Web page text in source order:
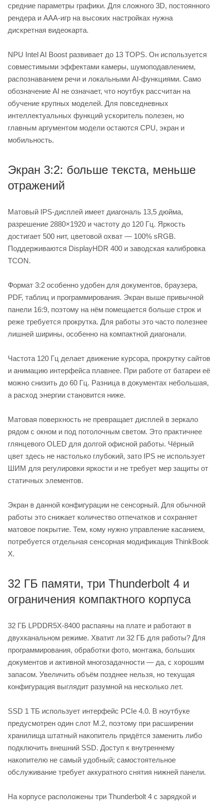
средние параметры графики. Для сложного 3D, постоянного
рендера и AAA-игр на высоких настройках нужна
дискретная видеокарта.
NPU Intel AI Boost развивает до 13 TOPS. Он используется
совместимыми эффектами камеры, шумоподавлением,
распознаванием речи и локальными AI-функциями. Само
обозначение AI не означает, что ноутбук рассчитан на
обучение крупных моделей. Для повседневных
интеллектуальных функций ускоритель полезен, но
главным аргументом модели остаются CPU, экран и
мобильность.
Экран 3:2: больше текста, меньше
отражений
Матовый IPS-дисплей имеет диагональ 13,5 дюйма,
разрешение 2880×1920 и частоту до 120 Гц. Яркость
достигает 500 нит, цветовой охват — 100% sRGB.
Поддерживаются DisplayHDR 400 и заводская калибровка
TCON.
Формат 3:2 особенно удобен для документов, браузера,
PDF, таблиц и программирования. Экран выше привычной
панели 16:9, поэтому на нём помещается больше строк и
реже требуется прокрутка. Для работы это часто полезнее
лишней ширины, особенно на компактной диагонали.
Частота 120 Гц делает движение курсора, прокрутку сайтов
и анимацию интерфейса плавнее. При работе от батареи её
можно снизить до 60 Гц. Разница в документах небольшая,
а расход энергии становится ниже.
Матовая поверхность не превращает дисплей в зеркало
рядом с окном и под потолочным светом. Это практичнее
глянцевого OLED для долгой офисной работы. Чёрный
цвет здесь не настолько глубокий, зато IPS не использует
ШИМ для регулировки яркости и не требует мер защиты от
статичных элементов.
Экран в данной конфигурации не сенсорный. Для обычной
работы это снижает количество отпечатков и сохраняет
матовое покрытие. Тем, кому нужно управление касанием,
потребуется отдельная сенсорная модификация ThinkBook
X.
32 ГБ памяти, три Thunderbolt 4 и
ограничения компактного корпуса
32 ГБ LPDDR5X-8400 распаяны на плате и работают в
двухканальном режиме. Хватит ли 32 ГБ для работы? Для
программирования, обработки фото, монтажа, больших
документов и активной многозадачности — да, с хорошим
запасом. Увеличить объём позднее нельзя, но текущая
конфигурация выглядит разумной на несколько лет.
SSD 1 ТБ использует интерфейс PCIe 4.0. В ноутбуке
предусмотрен один слот M.2, поэтому при расширении
хранилища штатный накопитель придётся заменить либо
подключить внешний SSD. Доступ к внутреннему
накопителю не самый удобный; самостоятельное
обслуживание требует аккуратного снятия нижней панели.
На корпусе расположены три Thunderbolt 4 с зарядкой и